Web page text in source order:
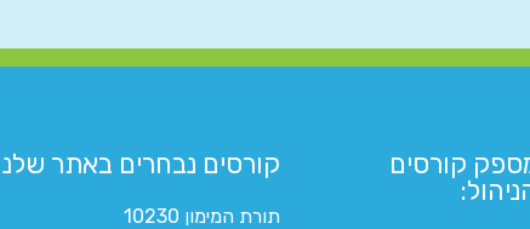
קורסים
קורסים נבחרים באתר
תורת המימון 10230